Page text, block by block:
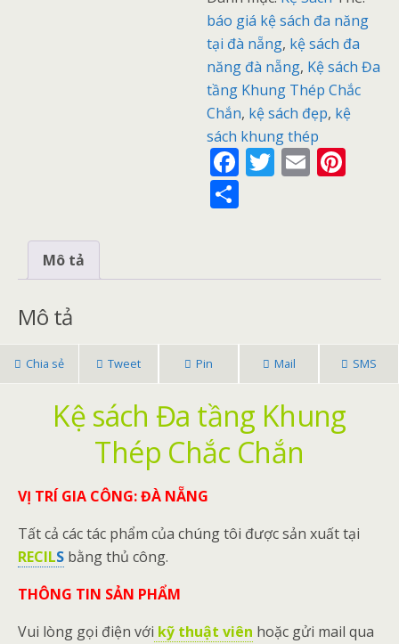
báo giá kệ sách đa năng
tại đà nẵng, kệ sách đa
năng đà nẵng, Kệ sách Đa
tầng Khung Thép Chắc
Chắn, kệ sách đẹp, kệ
sách khung thép
F
o
T E
st
e
Mô tả
Mô tả
Chia sẻ Tweet Pin Mail SMS
Kệ sách Đa tầng Khung
Thép Chắc Chắn
VỊ TRÍ GIA CÔNG: ĐÀ NẴNG
Tất cả các tác phẩm của chúng tôi được sản xuất tại
RECILS bằng thủ công.
THÔNG TIN SẢN PHẨM
Vui lòng gọi điện với kỹ thuật viên hoặc gửi mail qua